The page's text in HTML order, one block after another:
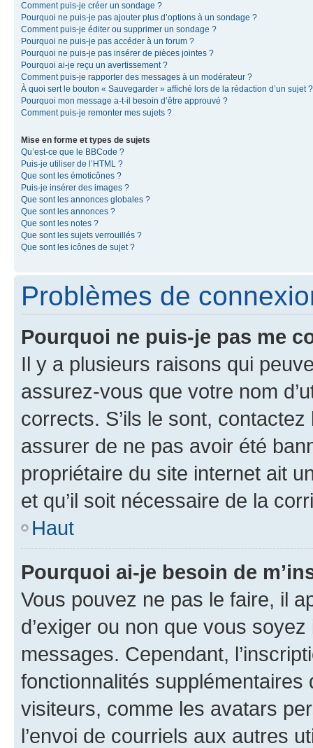
Comment puis-je créer un sondage ?
Pourquoi ne puis-je pas ajouter plus d’options à un sondage ?
Comment puis-je éditer ou supprimer un sondage ?
Pourquoi ne puis-je pas accéder à un forum ?
Pourquoi ne puis-je pas insérer de pièces jointes ?
Pourquoi ai-je reçu un avertissement ?
Comment puis-je rapporter des messages à un modérateur ?
À quoi sert le bouton « Sauvegarder » affiché lors de la rédaction d’un sujet ?
Pourquoi mon message a-t-il besoin d’être approuvé ?
Comment puis-je remonter mes sujets ?
Mise en forme et types de sujets
Qu’est-ce que le BBCode ?
Puis-je utiliser de l’HTML ?
Que sont les émoticônes ?
Puis-je insérer des images ?
Que sont les annonces globales ?
Que sont les annonces ?
Que sont les notes ?
Que sont les sujets verrouillés ?
Que sont les icônes de sujet ?
Problèmes de
Pourquoi ne puis-je pas me
Il y a plusieurs raisons qui
assurez-vous que votre nom
corrects. S’ils le sont,
assurer de ne pas avoir été
propriétaire du site internet ait
et qu’il soit nécessaire de la
Haut
Pourquoi ai-je besoin de
Vous pouvez ne pas le faire, il
d’exiger ou non que vous
messages. Cependant,
fonctionnalités
visiteurs, comme les avatars
l’envoi de courriels aux autres